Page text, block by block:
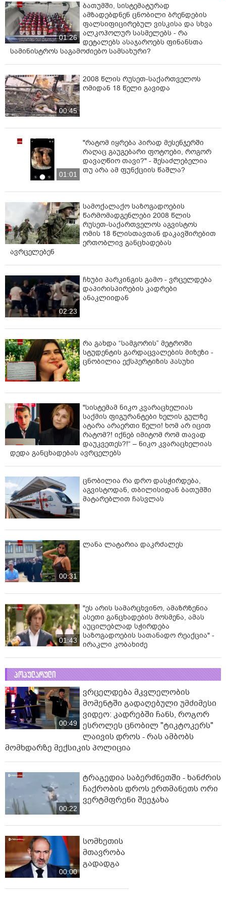
01:26
ბათუმში, სისტემატურად
ამზადებდნენ ცნობილი ბრენდების
ფალსიფიცირებულ ვისკისა და სხვა
ალკოჰოლურ სასმელებს - რა
დეტალებს ასაჯაროებს ფინანსთა
სამინისტროს საგამოძიებო სამსახური?
00:45
2008 წლის რუსეთ-საქართველოს
ომიდან 18 წელი გავიდა
01:01
"რატომ იყრება პირად მესენჯერში
რაღაც გაუგებარი ფოტოები, როგორ
დავაღწიო თავი?" - შესაძლებელია
თუ არა ამ ფუნქციის წაშლა?
სამოქალაქო საზოგადოების
წარმომადგენლები 2008 წლის
რუსეთ-საქართველოს აგვისტოს
ომის 18 წლისთავთან დაკავშირებით
ერთობლივ განცხადებას
ავრცელებენ
02:23
ჩხუბი პარკინგის გამო - ვრცელდება
დაპირისპირების კადრები
ანაკლიიდან
რა გახდა “სამგორის” მეტროში
სტუდენტის გარდაცვალების მიზეზი -
ცნობილია ექსპერტიზის პასუხი
"სისტემამ ნიკო კვარაცხელიას
საქმის ფიგურანტები ხელის გულზე
ატარა არაერთი წელი! ხომ არ იცით
რატომ?! იქნებ იმიტომ რომ თავად
დაუკვეთეს?!“ – ნიკო კვარაცხელიას
დედა განცხადებას ავრცელებს
ცნობილია რა დრო დასჭირდება,
აგვისტოდან, თბილისიდან ბათუმში
მატარებლით ჩასვლას
00:31
ლანა ლატარია დაკრძალეს
01:43
"ეს არის სამარცხვინო, ამაზრზენია
ასეთი განცხადების მოსმენა, ამას
აუცილებლად სჭირდება
საზოგადოების სათანადო რეაქცია" -
ირაკლი კობახიძე
პოპულარული
00:49
ვრცელდება მკვლელობის
მომენტში გადაღებული უმძიმესი
ვიდეო: კადრებში ჩანს, როგორ
ესროლეს ცნობილ "ტიკტოკერს"
ლაივის დროს - რას ამბობს
მომხდარზე მექსიკის პოლიცია
00:22
ტრაგედია საბერძნეთში - ხანძრის
ჩაქრობის დროს ერთმანეთს ორი
ვერტმფრენი შეეჯახა
00:00
სომხეთის
მთავრობა
გადადგა